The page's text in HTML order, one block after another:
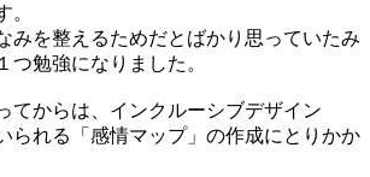
。
みを整えるためだとばかり思っていたみ
つ勉強になりました。
てからは、インクルーシブデザイン
られる「感情マップ」の作成にとりかか